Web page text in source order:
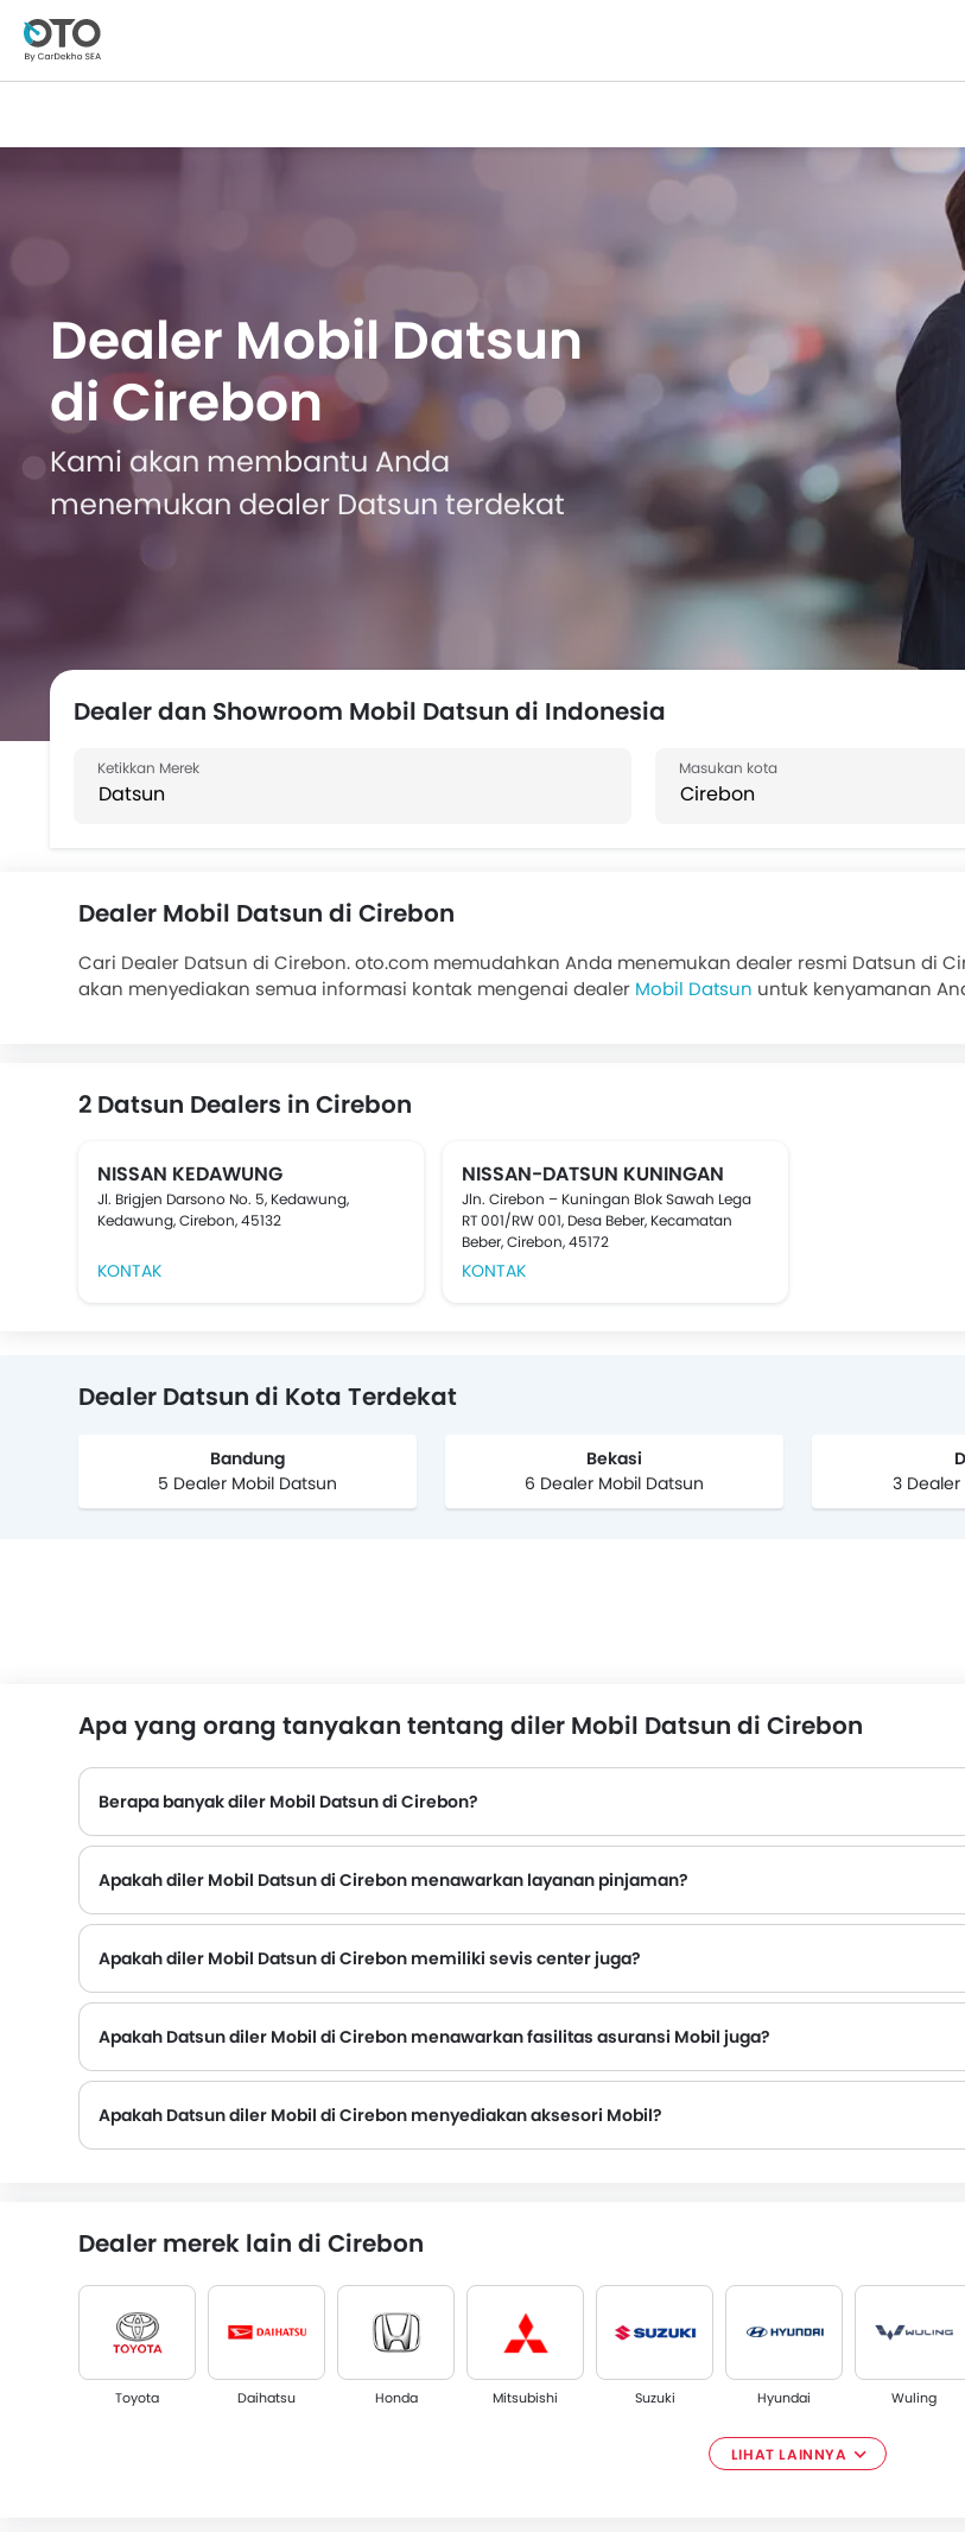
Dealer Mobil Datsun
di Cirebon
Kami akan membantu Anda
menemukan dealer Datsun terdekat
Dealer dan Showroom Mobil Datsun di Indonesia
Dealer Mobil Datsun di Cirebon
Cari Dealer Datsun di Cirebon. oto.com memudahkan Anda menemukan dealer resmi Datsun di
akan menyediakan semua informasi kontak mengenai dealer Mobil Datsun untuk kenyamanan
2 Datsun Dealers in Cirebon
NISSAN KEDAWUNG
Jl. Brigjen Darsono No. 5, Kedawung,
Kedawung, Cirebon, 45132
KONTAK
NISSAN-DATSUN KUNINGAN
Jln. Cirebon – Kuningan Blok Sawah Lega
RT 001/RW 001, Desa Beber, Kecamatan
Beber, Cirebon, 45172
KONTAK
Dealer Datsun di Kota Terdekat
Bandung
5 Dealer Mobil Datsun
Bekasi
6 Dealer Mobil Datsun
3
Apa yang orang tanyakan tentang diler Mobil Datsun di Cirebon
Berapa banyak diler Mobil Datsun di Cirebon?
Apakah diler Mobil Datsun di Cirebon menawarkan layanan pinjaman?
Apakah diler Mobil Datsun di Cirebon memiliki sevis center juga?
Apakah Datsun diler Mobil di Cirebon menawarkan fasilitas asuransi Mobil juga?
Apakah Datsun diler Mobil di Cirebon menyediakan aksesori Mobil?
Dealer merek lain di Cirebon
Toyota Daihatsu Honda Mitsubishi Suzuki Hyundai Wuling
LIHAT LAINNYA